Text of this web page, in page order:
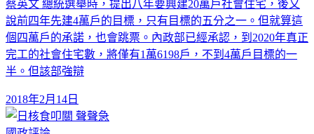
蔡英文 總統選舉時，提出八年要興建20萬戶社會住宅，後又
說前四年先建4萬戶的目標，只有目標的五分之一。但就算這
個四萬戶的承諾，也會跳票。內政部已經承認，到2020年真正
完工的社會住宅數，將僅有1萬6198戶，不到4萬戶目標的一
半。但該部強辯
2018年2月14日